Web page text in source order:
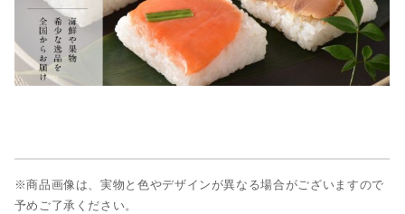
※商品画像は、実物と色やデザインが異なる場合がございますので
予めご了承ください。